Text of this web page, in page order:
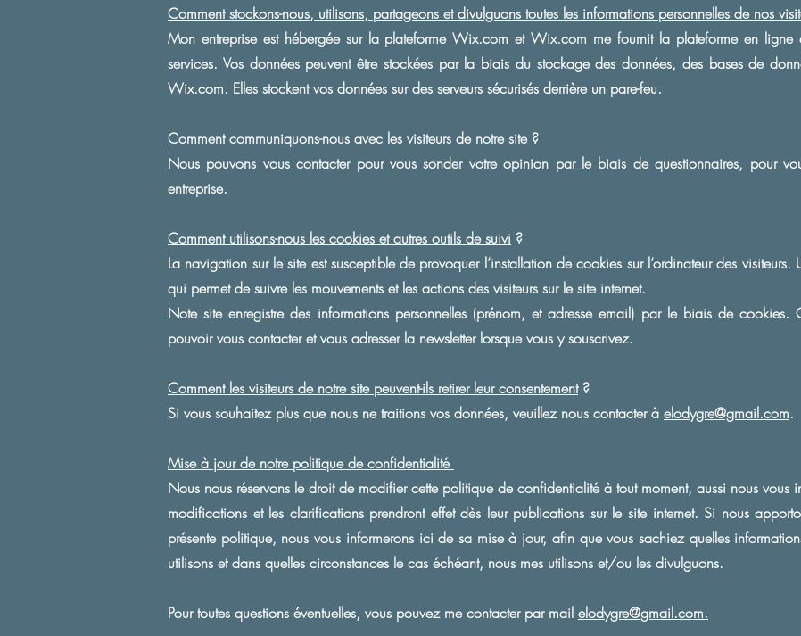
Comment stockons-nous, utilisons, partageons et divulguons toutes les informations personnelles de nos
Mon entreprise est hébergée sur la plateforme Wix.com et Wix.com me fournit la plateforme en ligne
services. Vos données peuvent être stockées par la biais du stockage des données, des bases de
Wix.com. Elles stockent vos données sur des serveurs sécurisés derrière un pare-feu.
Comment communiquons-nous avec les visiteurs de notre site ?
Nous pouvons vous contacter pour vous sonder votre opinion par le biais de questionnaires, pour
entreprise.
Comment utilisons-nous les cookies et autres outils de suivi ?
La navigation sur le site est susceptible de provoquer l’installation de cookies sur l’ordinateur des
qui permet de suivre les mouvements et les actions des visiteurs sur le site internet.
Note site enregistre des informations personnelles (prénom, et adresse email) par le biais de cookies.
pouvoir vous contacter et vous adresser la newsletter lorsque vous y souscrivez.
Comment les visiteurs de notre site peuvent-ils retirer leur consentement?
Si vous souhaitez plus que nous ne traitions vos données, veuillez nous contacter à elodygre@gmail.com.
Mise à jour de notre politique de confidentialité
Nous nous réservons le droit de modifier cette politique de confidentialité à tout moment, aussi nous vous
modifications et les clarifications prendront effet dès leur publications sur le site internet. Si nous
présente politique, nous vous informerons ici de sa mise à jour, afin que vous sachiez quelles
utilisons et dans quelles circonstances le cas échéant, nous mes utilisons et/ou les divulguons.
Pour toutes questions éventuelles, vous pouvez me contacter par mail elodygre@gmail.com.